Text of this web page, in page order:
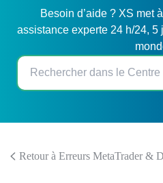
Besoin d’aide ? XS met
assistance experte 24 h/24, 5
Retour à Erreurs MetaTrader &